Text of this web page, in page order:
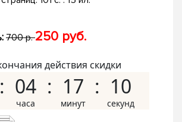
700 р.250 руб.
действия скидки
04 17 10